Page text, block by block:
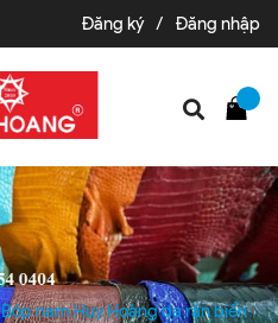
Đăng ký / Đăng nhập
Bóp nam Huy Hoàng da rắn biển